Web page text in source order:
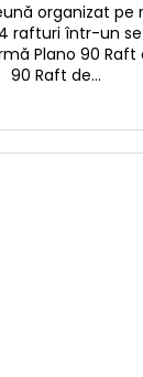
organizat pe
rafturi într-un
Plano 90 Raft
90 Raft de...